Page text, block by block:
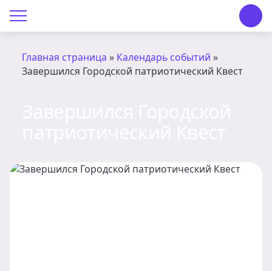
Главная страница » Календарь событий »
Завершился Городской патриотический Квест
О Центре «КОНТАКТ»
Профсоюз
Пресс-центр